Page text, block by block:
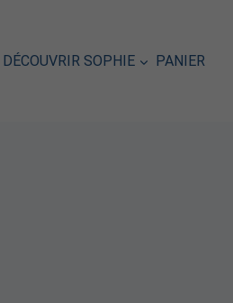
DÉCOUVRIR SOPHIE PANIER